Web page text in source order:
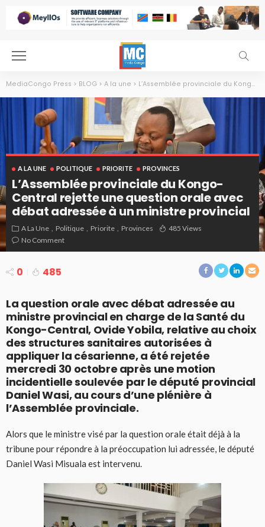
MediaCongo Press > BLOG > A la une > L’Assemblée provinciale du Kongo-Central rejette une question orale avec débat adressée à un ministre provincial
A LA UNE POLITIQUE PRIORITE PROVINCES
L’Assemblée provinciale du Kongo-
Central rejette une question orale avec
débat adressée à un ministre provincial
A La Une Politique Priorite Provinces
485 Views
No Comment
0 485
La question orale avec débat adressée au
ministre provincial en charge de la Santé du
Kongo-Central, Ovide Yobila, relative au choix
des structures sanitaires autorisées à
appliquer la césarienne, a été rejetée
mercredi 30 octobre après une motion
incidentielle soulevée par le député provincial
Daniel Wasi, au cours d’une plénière à
l’Assemblée provinciale.
Alors que le ministre visé par la question orale était déjà à la
tribune pour répondre à la préoccupation lui adressée, le député
Daniel Wasi Misuala est intervenu.